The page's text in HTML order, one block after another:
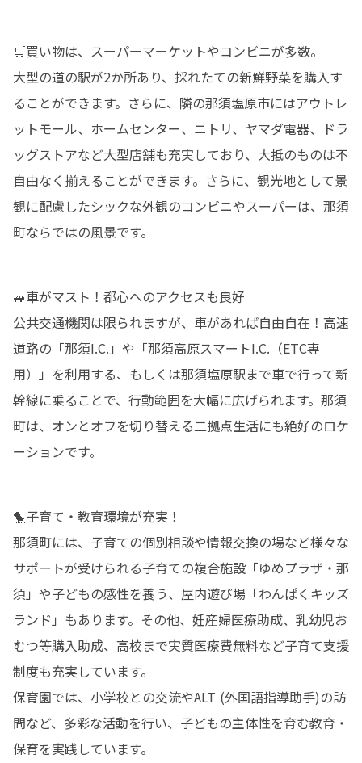
🛒買い物は、スーパーマーケットやコンビニが多数。
大型の道の駅が2か所あり、採れたての新鮮野菜を購入す
ることができます。さらに、隣の那須塩原市にはアウトレ
ットモール、ホームセンター、ニトリ、ヤマダ電器、ドラ
ッグストアなど大型店舗も充実しており、大抵のものは不
自由なく揃えることができます。さらに、観光地として景
観に配慮したシックな外観のコンビニやスーパーは、那須
町ならではの風景です。
🚙車がマスト！都心へのアクセスも良好
公共交通機関は限られますが、車があれば自由自在！高速
道路の「那須I.C.」や「那須高原スマートI.C.（ETC専
用）」を利用する、もしくは那須塩原駅まで車で行って新
幹線に乗ることで、行動範囲を大幅に広げられます。那須
町は、オンとオフを切り替える二拠点生活にも絶好のロケ
ーションです。
🐤子育て・教育環境が充実！
那須町には、子育ての個別相談や情報交換の場など様々な
サポートが受けられる子育ての複合施設「ゆめプラザ・那
須」や子どもの感性を養う、屋内遊び場「わんぱくキッズ
ランド」もあります。その他、妊産婦医療助成、乳幼児お
むつ等購入助成、高校まで実質医療費無料など子育て支援
制度も充実しています。
保育園では、小学校との交流やALT (外国語指導助手)の訪
問など、多彩な活動を行い、子どもの主体性を育む教育・
保育を実践しています。